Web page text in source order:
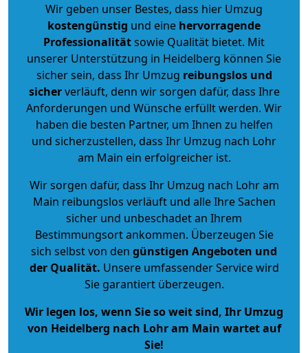
Wir geben unser Bestes, dass hier Umzug
kostengünstig und eine hervorragende
Professionalitätsowie Qualität bietet. Mit
unserer Unterstützung in Heidelberg können Sie
sicher sein, dass Ihr Umzug reibungslos und
sicherverläuft, denn wir sorgen dafür, dass Ihre
Anforderungen und Wünsche erfüllt werden. Wir
haben die besten Partner, um Ihnen zu helfen
und sicherzustellen, dass Ihr Umzug nach Lohr
am Main ein erfolgreicher ist.
Wir sorgen dafür, dass Ihr Umzug nach Lohr am
Main reibungslos verläuft und alle Ihre Sachen
sicher und unbeschadet an Ihrem
Bestimmungsort ankommen. Überzeugen Sie
sich selbst von den günstigen Angeboten und
der Qualität. Unsere umfassender Service wird
Sie garantiert überzeugen.
Wir legen los, wenn Sie so weit sind, Ihr Umzug
von Heidelberg nach Lohr am Main wartet auf
Sie!